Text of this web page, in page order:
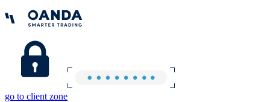
go to client zone